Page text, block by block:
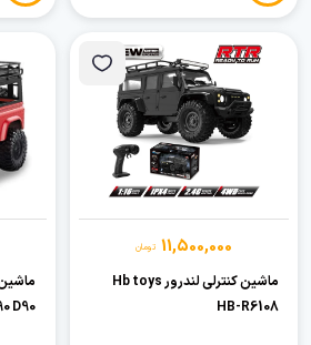
11,500,000 تومان
ماشین کنترلی لندرور Hb toys
HB-R6108
D90